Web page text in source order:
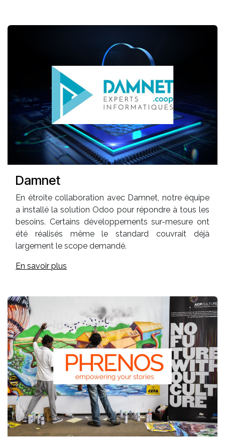
Damnet
En étroite collaboration avec Damnet, notre équipe
a installé la solution Odoo pour répondre à tous les
besoins. Certains développements sur-mesure ont
été réalisés même le standard couvrait déjà
largement le scope demandé.
En savoir plus